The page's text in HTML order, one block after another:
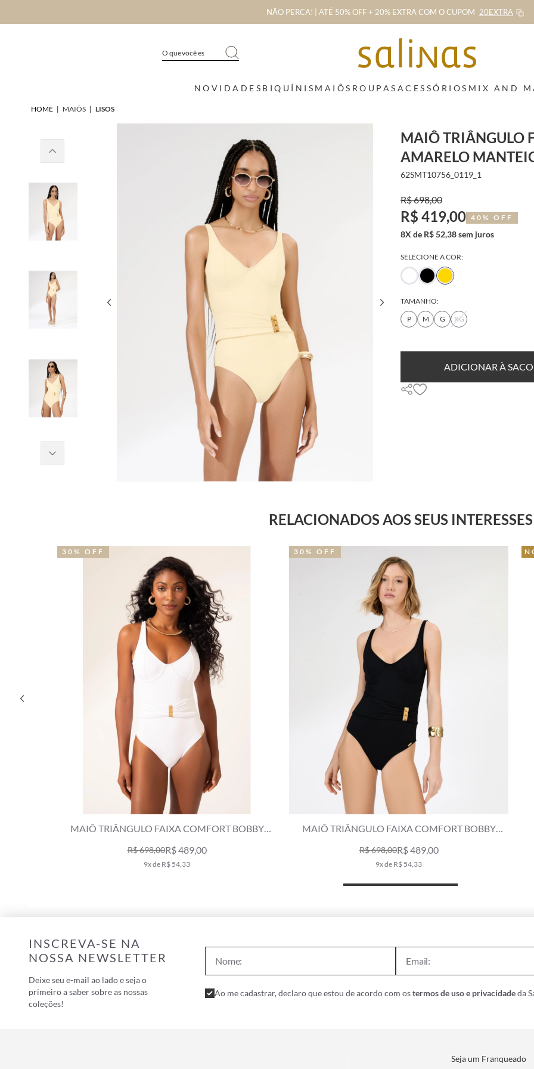
NÃO PERCA! | ATÉ 50% OFF + 20% EXTRA COM O CUPOM 20EXTRA
NOVIDADES BIQUÍNIS MAIÔS ROUPAS ACESSÓRIOS MIX AND
HOME | MAIÔS | LISOS
MAIÔ TRIÂNGULO
AMARELO
62SMT10756_0119_1
R$ 698,00
R$ 419,00 40% OFF
8X de R$ 52,38 sem juros
SELECIONE A COR:
TAMANHO:
P
M G XG
RELACIONADOS AOS SEUS INTERESSES
MAIÔ TRIÂNGULO FAIXA COMFORT BOBBY
R$ 698,00R$ 489,00
9x de R$ 54,33
30% OFF
MAIÔ TRIÂNGULO FAIXA COMFORT BOBBY
R$ 698,00R$ 489,00
9x de R$ 54,33
30% OFF
INSCREVA-SE NA
NOSSA NEWSLETTER
Deixe seu e-mail ao lado e seja o
primeiro a saber sobre as nossas
coleções!
Ao me cadastrar, declaro que estou de acordo com ostermos de uso e privacidadeda
Seja um Franqueado